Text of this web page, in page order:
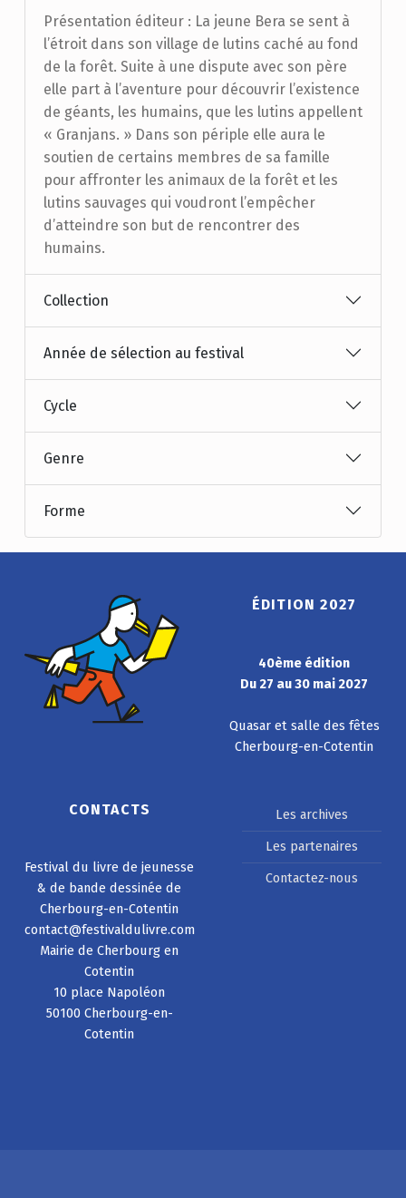
Présentation éditeur : La jeune Bera se sent à
l’étroit dans son village de lutins caché au fond
de la forêt. Suite à une dispute avec son père
elle part à l’aventure pour découvrir l’existence
de géants, les humains, que les lutins appellent
« Granjans. » Dans son périple elle aura le
soutien de certains membres de sa famille
pour affronter les animaux de la forêt et les
lutins sauvages qui voudront l’empêcher
d’atteindre son but de rencontrer des
humains.
Collection
Année de sélection au festival
Cycle
Genre
Forme
ÉDITION 2027
40ème édition
Du 27 au 30 mai 2027
Quasar et salle des fêtes
Cherbourg-en-Cotentin
CONTACTS
Festival du livre de jeunesse
& de bande dessinée de
Cherbourg-en-Cotentin
contact@festivaldulivre.com
Mairie de Cherbourg en
Cotentin
10 place Napoléon
50100 Cherbourg-en-
Cotentin
Les archives
Les partenaires
Contactez-nous